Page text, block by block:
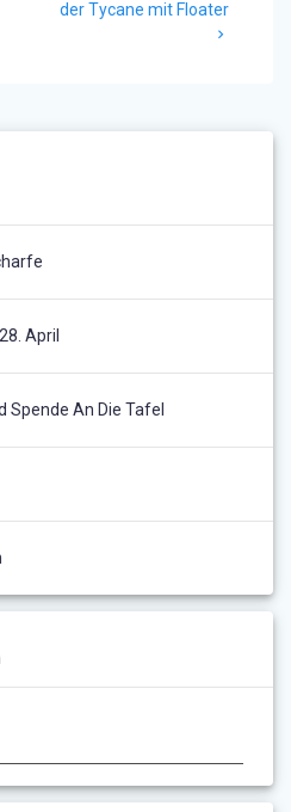
Beitrag:
der Tycane mit Floater
April
Spende An Die Tafel